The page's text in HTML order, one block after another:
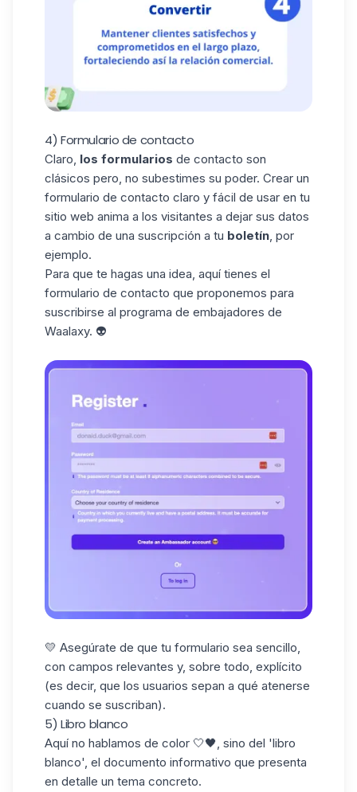
4) Formulario de contacto
Claro, los formularios de contacto son
clásicos pero, no subestimes su poder. Crear un
formulario de contacto claro y fácil de usar en tu
sitio web anima a los visitantes a dejar sus datos
a cambio de una suscripción a tu boletín, por
ejemplo.
Para que te hagas una idea, aquí tienes el
formulario de contacto que proponemos para
suscribirse al programa de embajadores de
Waalaxy. 👽
💛 Asegúrate de que tu formulario sea sencillo,
con campos relevantes y, sobre todo, explícito
(es decir, que los usuarios sepan a qué atenerse
cuando se suscriban).
5) Libro blanco
Aquí no hablamos de color 🤍🖤, sino del 'libro
blanco', el documento informativo que presenta
en detalle un tema concreto.